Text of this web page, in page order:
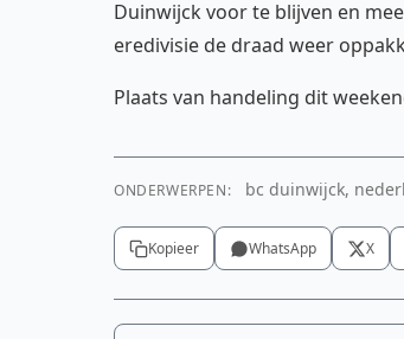
Duinwijck voor te blijven en
eredivisie de draad weer
Plaats van handeling dit
ONDERWERPEN: bc duinwijck,
Kopieer WhatsApp X